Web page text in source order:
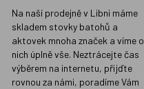
Na naší prodejně v Libni máme
skladem stovky batohů a
aktovek mnoha značek a víme o
nich úplně vše. Neztrácejte čas
výběrem na internetu, přijďte
rovnou za námi, poradíme Vám